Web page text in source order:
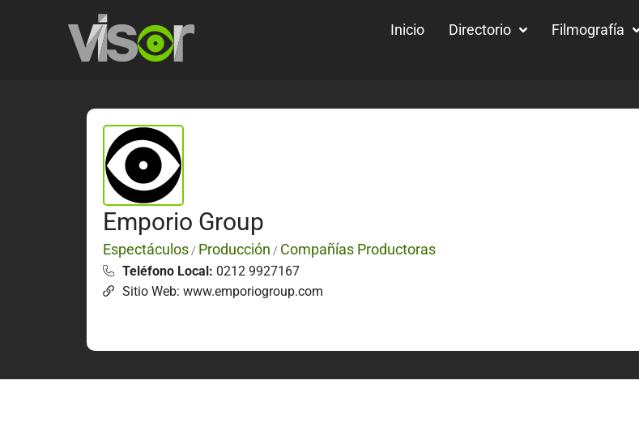
Inicio Directorio Filmografía
Emporio Group
Espectáculos / Producción / Compañías Productoras
Teléfono Local: 0212 9927167
Sitio Web: www.emporiogroup.com